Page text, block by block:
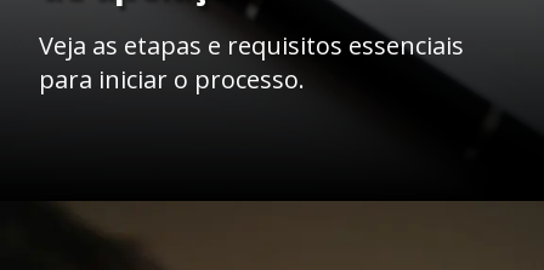
Veja as etapas e requisitos essenciais
para iniciar o processo.
Opening